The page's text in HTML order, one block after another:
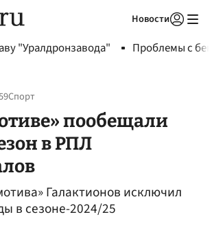
Новости
"Уралдронзавода" Проблемы с
Спорт
пообещали
в РПЛ
Галактионов исключил
в сезоне-2024/25